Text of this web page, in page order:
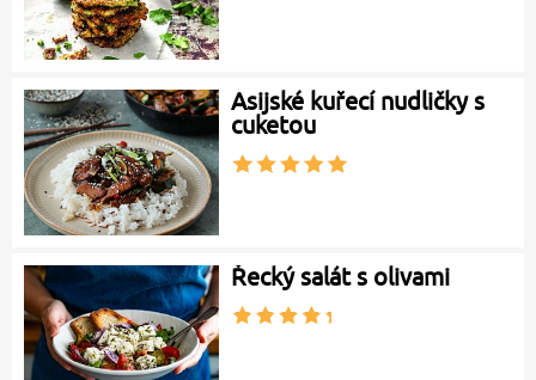
Asijské kuřecí nudličky s
cuketou
Řecký salát s olivami